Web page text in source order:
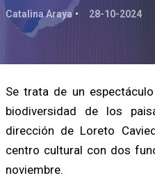
Catalina Araya 28-10-2024
Se trata de un
biodiversidad de los
dirección de Loreto
centro cultural con dos
noviembre.